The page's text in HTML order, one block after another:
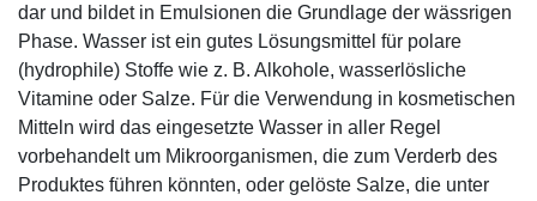
dar und bildet in Emulsionen die Grundlage der wässrigen
Phase. Wasser ist ein gutes Lösungsmittel für polare
(hydrophile) Stoffe wie z. B. Alkohole, wasserlösliche
Vitamine oder Salze. Für die Verwendung in kosmetischen
Mitteln wird das eingesetzte Wasser in aller Regel
vorbehandelt um Mikroorganismen, die zum Verderb des
Produktes führen könnten, oder gelöste Salze, die unter